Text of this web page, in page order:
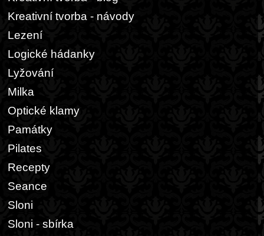
Kreativní tvorba - návody
Lezení
Logické hádanky
Lyžování
Milka
Optické klamy
Památky
Pilates
Recepty
Seance
Sloni
Sloni - sbírka